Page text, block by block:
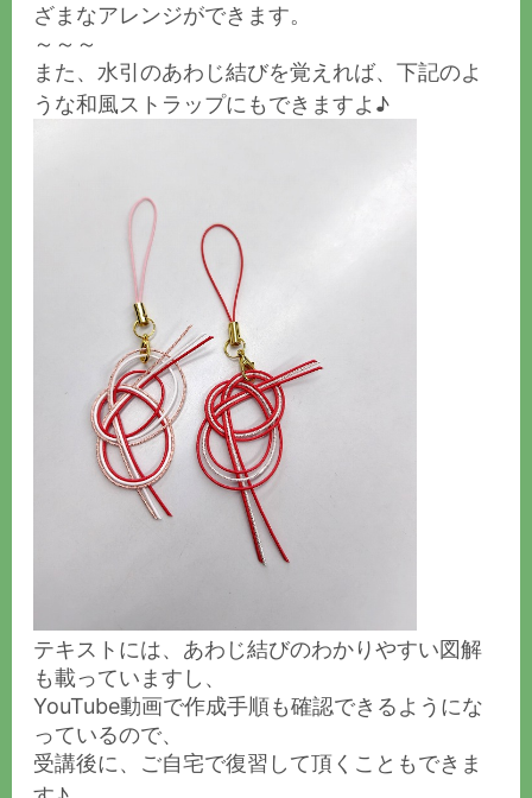
ざまなアレンジができます。
～～～
また、水引のあわじ結びを覚えれば、下記のよ
うな和風ストラップにもできますよ♪
テキストには、あわじ結びのわかりやすい図解
も載っていますし、
YouTube動画で作成手順も確認できるようにな
っているので、
受講後に、ご自宅で復習して頂くこともできま